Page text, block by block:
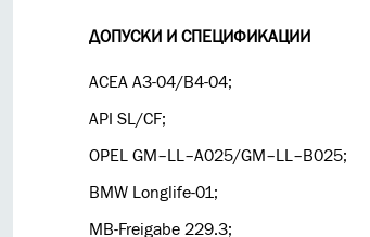
ДОПУСКИ И СПЕЦИФИКАЦИИ
ACEA A3-04/B4-04;
API SL/CF;
OPEL GM–LL–A025/GM–LL–B025;
BMW Longlife-01;
MB-Freigabe 229.3;